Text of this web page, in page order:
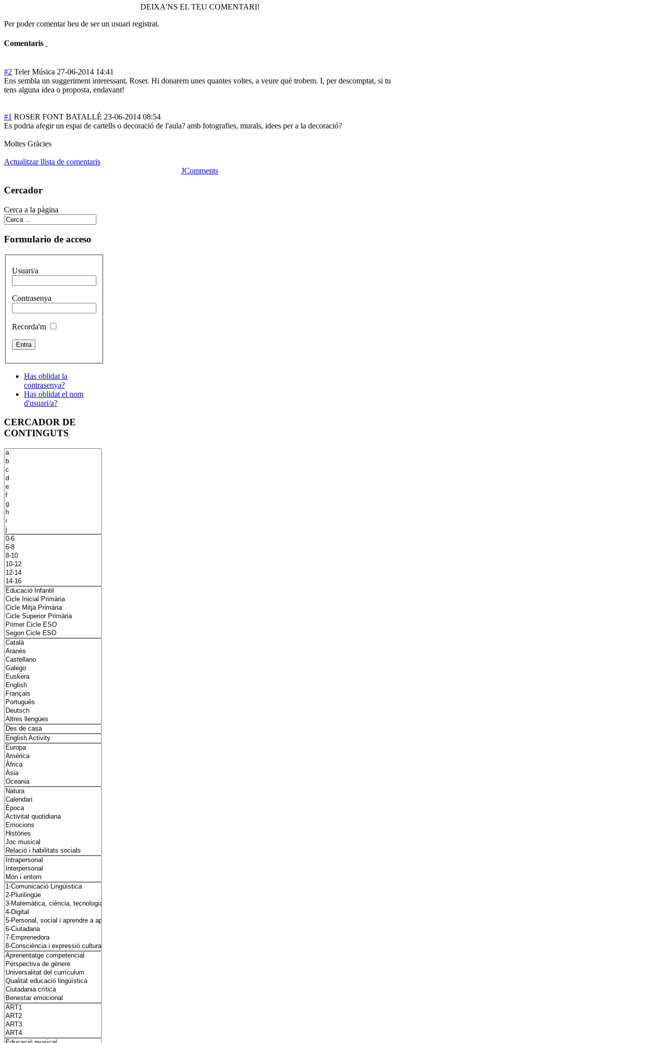
DEIXA'NS EL TEU COMENTARI!
Per poder comentar heu de ser un usuari registrat.
Comentaris
#2 Teler Música 27-06-2014 14:41
Ens sembla un suggeriment interessant, Roser. Hi donarem unes quantes voltes, a veure què trobem. I, per descomptat, si tu
tens alguna idea o proposta, endavant!
#1 ROSER FONT BATALLÉ 23-06-2014 08:54
Es podria afegir un espai de cartells o decoració de l'aula? amb fotografies, murals, idees per a la decoració?
Moltes Gràcies
Actualitzar llista de comentaris
JComments
Cercador
Cerca a la pàgina
Formulario de acceso
Usuari/a
Contrasenya
Recorda'm
Has oblidat la
contrasenya?
Has oblidat el nom
d'usuari/a?
CERCADOR DE
CONTINGUTS